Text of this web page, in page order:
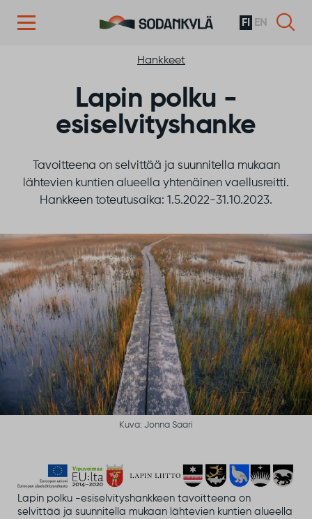
FI EN
Hankkeet
Lapin polku -
esiselvityshanke
Tavoitteena on selvittää ja suunnitella mukaan
lähtevien kuntien alueella yhtenäinen vaellusreitti.
Hankkeen toteutusaika: 1.5.2022-31.10.2023.
Kuva: Jonna Saari
Lapin polku -esiselvityshankkeen tavoitteena on
selvittää ja suunnitella mukaan lähtevien kuntien alueella